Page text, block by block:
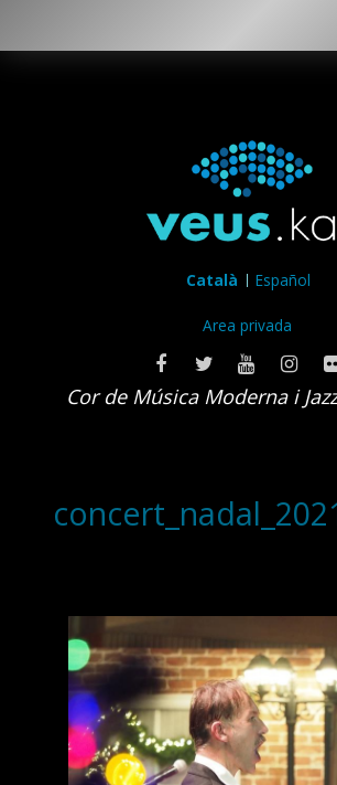
Català Español
Area privada
Cor de Música Moderna i